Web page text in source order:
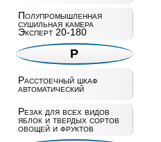
Полупромышленная
сушильная камера
Эксперт 20-180
Р
Расстоечный шкаф
автоматический
Резак для всех видов
яблок и твердых сортов
овощей и фруктов